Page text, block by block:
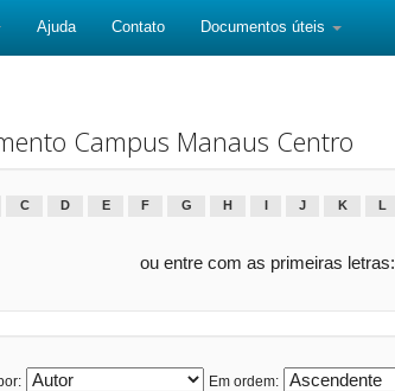
Ajuda Contato Documentos úteis
Campus Manaus Centro
C D E F G H J K L
ou entre com as primeiras letras:
Em ordem: